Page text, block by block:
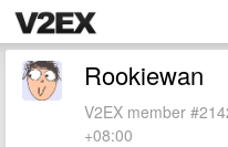
Rookiewan
V2EX member
+08:00